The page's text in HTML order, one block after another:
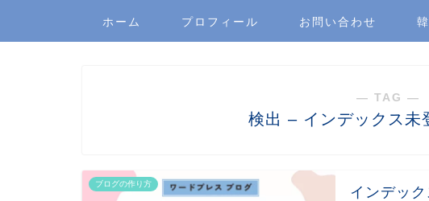
ホーム プロフィール お問い合わせ
― TAG ―
検出 – インデックス未
ブログの作り方
インデッ